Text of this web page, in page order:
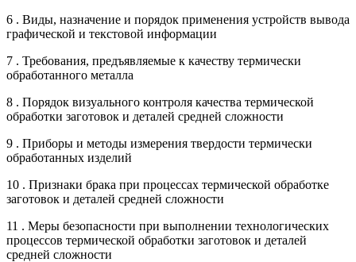
6 . Виды, назначение и порядок применения устройств вывода
графической и текстовой информации
7 . Требования, предъявляемые к качеству термически
обработанного металла
8 . Порядок визуального контроля качества термической
обработки заготовок и деталей средней сложности
9 . Приборы и методы измерения твердости термически
обработанных изделий
10 . Признаки брака при процессах термической обработке
заготовок и деталей средней сложности
11 . Меры безопасности при выполнении технологических
процессов термической обработки заготовок и деталей
средней сложности